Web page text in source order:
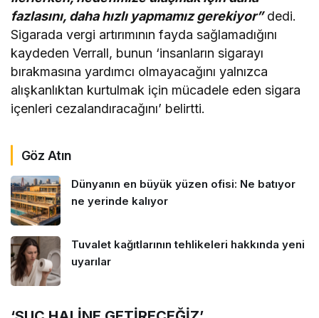
fazlasını, daha hızlı yapmamız gerekiyor” dedi.
Sigarada vergi artırımının fayda sağlamadığını
kaydeden Verrall, bunun ‘insanların sigarayı
bırakmasına yardımcı olmayacağını yalnızca
alışkanlıktan kurtulmak için mücadele eden sigara
içenleri cezalandıracağını’ belirtti.
Göz Atın
Dünyanın en büyük yüzen ofisi: Ne batıyor
ne yerinde kalıyor
Tuvalet kağıtlarının tehlikeleri hakkında yeni
uyarılar